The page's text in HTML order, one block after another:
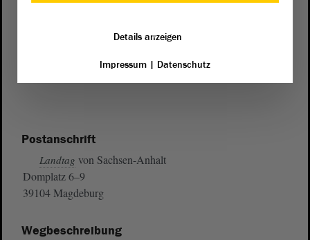
Postanschrift
Landtag von Sachsen-Anhalt
Domplatz 6–9
39104 Magdeburg
Wegbeschreibung
Details anzeigen
Impressum| Datenschutz